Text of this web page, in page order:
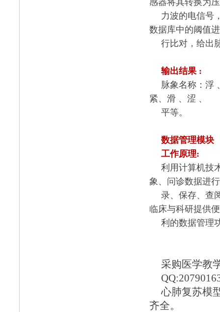
感器将其转换为压
力波的电信号
数据库中的阈值进
行比对，给出
输出结果:
脉象名称：浮
紧、滑 、涩 、
平等。
数据管理模块
工作原理:
利用计算机技
象、问诊数据进
录、保存、查
临床与科研提供便
利的数据管理
采购医学教
心肺复苏模
齐全。